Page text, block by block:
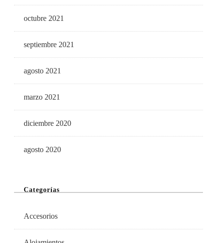
octubre 2021
septiembre 2021
agosto 2021
marzo 2021
diciembre 2020
agosto 2020
Categorías
Accesorios